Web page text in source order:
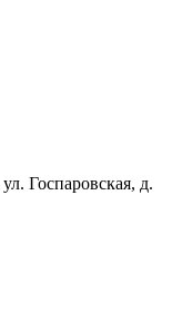
Госпаровская, д.